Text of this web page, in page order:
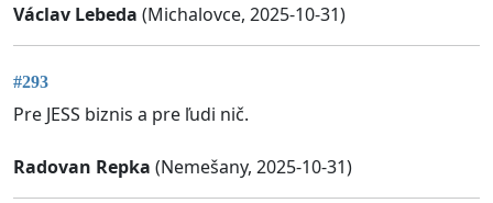
Václav Lebeda (Michalovce, 2025-10-31)
#293
Pre JESS biznis a pre ľudi nič.
Radovan Repka (Nemešany, 2025-10-31)